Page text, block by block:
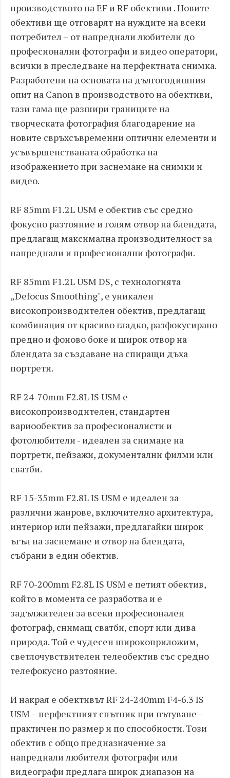
производството на EF и RF обективи . Новите
обективи ще отговарят на нуждите на всеки
потребител – от напреднали любители до
професионални фотографи и видео оператори,
всички в преследване на перфектната снимка.
Разработени на основата на дългогодишния
опит на Canon в производството на обективи,
тази гама ще разшири границите на
творческата фотография благодарение на
новите свръхсъвременни оптични елементи и
усъвършенстваната обработка на
изображението при заснемане на снимки и
видео.
RF 85mm F1.2L USM е обектив със среднo
фокусно разтояние и голям отвор на блендата,
предлагащ максимална производителност за
напреднали и професионални фотографи.
RF 85mm F1.2L USM DS, с технологията
„Defocus Smoothing", е уникален
високопроизводителен обектив, предлагащ
комбинация от красиво гладко, разфокусирано
предно и фоново боке и широк отвор на
блендата за създаване на спиращи дъха
портрети.
RF 24-70mm F2.8L IS USM е
високопроизводителен, стандартен
вариообектив за професионалисти и
фотолюбители - идеален за снимане на
портрети, пейзажи, документални филми или
сватби.
RF 15-35mm F2.8L IS USM е идеален за
различни жанрове, включително архитектура,
интериор или пейзажи, предлагайки широк
ъгъл на заснемане и отвор на блендата,
събрани в един обектив.
RF 70-200mm F2.8L IS USM е петият обектив,
който в момента се разработва и е
задължителен за всеки професионален
фотограф, снимащ сватби, спорт или дива
природа. Той е чудесен широкоприложим,
светлочувствителен телеобектив със средно
телефокусно разтояние.
И накрая е обективът RF 24-240mm F4-6.3 IS
USM – перфектният спътник при пътуване –
практичен по размер и по способности. Този
обектив с общо предназначение за
напреднали любители фотографи или
видеографи предлага широк диапазон на